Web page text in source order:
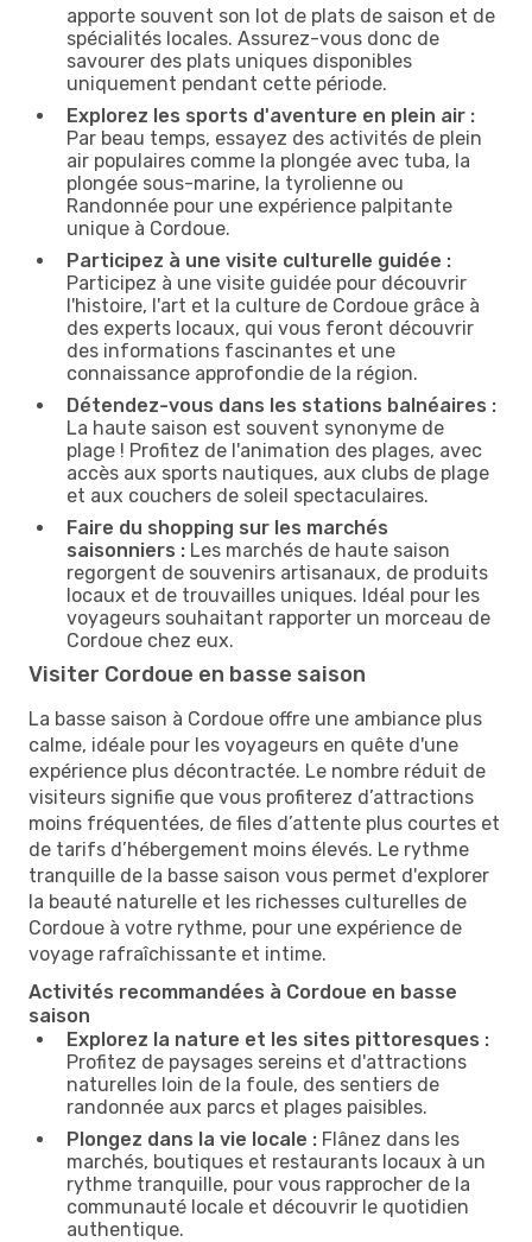
apporte souvent son lot de plats de saison et de
spécialités locales. Assurez-vous donc de
savourer des plats uniques disponibles
uniquement pendant cette période.
Explorez les sports d'aventure en plein air :
Par beau temps, essayez des activités de plein
air populaires comme la plongée avec tuba, la
plongée sous-marine, la tyrolienne ou
Randonnée pour une expérience palpitante
unique à Cordoue.
Participez à une visite culturelle guidée :
Participez à une visite guidée pour découvrir
l'histoire, l'art et la culture de Cordoue grâce à
des experts locaux, qui vous feront découvrir
des informations fascinantes et une
connaissance approfondie de la région.
Détendez-vous dans les stations balnéaires :
La haute saison est souvent synonyme de
plage ! Profitez de l'animation des plages, avec
accès aux sports nautiques, aux clubs de plage
et aux couchers de soleil spectaculaires.
Faire du shopping sur les marchés
saisonniers : Les marchés de haute saison
regorgent de souvenirs artisanaux, de produits
locaux et de trouvailles uniques. Idéal pour les
voyageurs souhaitant rapporter un morceau de
Cordoue chez eux.
Visiter Cordoue en basse saison
La basse saison à Cordoue offre une ambiance plus
calme, idéale pour les voyageurs en quête d'une
expérience plus décontractée. Le nombre réduit de
visiteurs signifie que vous profiterez d’attractions
moins fréquentées, de files d’attente plus courtes et
de tarifs d’hébergement moins élevés. Le rythme
tranquille de la basse saison vous permet d'explorer
la beauté naturelle et les richesses culturelles de
Cordoue à votre rythme, pour une expérience de
voyage rafraîchissante et intime.
Activités recommandées à Cordoue en basse
saison
Explorez la nature et les sites pittoresques :
Profitez de paysages sereins et d'attractions
naturelles loin de la foule, des sentiers de
randonnée aux parcs et plages paisibles.
Plongez dans la vie locale : Flânez dans les
marchés, boutiques et restaurants locaux à un
rythme tranquille, pour vous rapprocher de la
communauté locale et découvrir le quotidien
authentique.